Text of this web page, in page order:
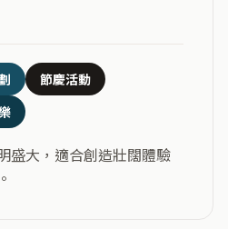
節慶活動
盛大，適合創造壯闊體驗